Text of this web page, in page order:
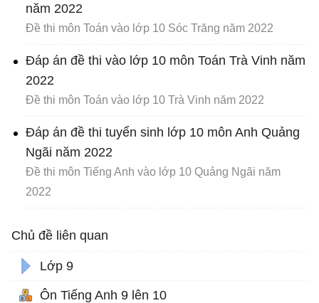
năm 2022
Đề thi môn Toán vào lớp 10 Sóc Trăng năm 2022
Đáp án đề thi vào lớp 10 môn Toán Trà Vinh năm
2022
Đề thi môn Toán vào lớp 10 Trà Vinh năm 2022
Đáp án đề thi tuyển sinh lớp 10 môn Anh Quảng
Ngãi năm 2022
Đề thi môn Tiếng Anh vào lớp 10 Quảng Ngãi năm
2022
Chủ đề liên quan
Lớp 9
Ôn Tiếng Anh 9 lên 10